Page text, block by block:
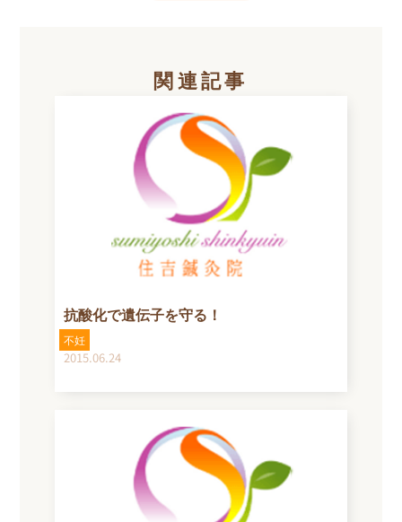
関連記事
抗酸化で遺伝子を守る！
不妊
2015.06.24